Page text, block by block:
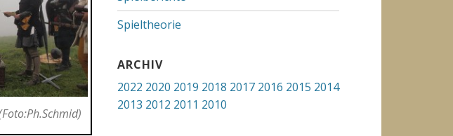
Spieltheorie
ARCHIV
2022 2020 2019 2018 2017 2016 2015 2014
2013 2012 2011 2010